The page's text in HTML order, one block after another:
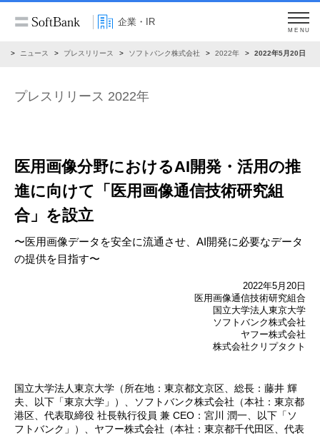
企業・IR
MENU
ニュース プレスリリース ソフトバンク株式会社 2022年 2022年5月20日
プレスリリース 2022年
医用画像分野におけるAI開発・活用の推
進に向けて 「医用画像通信技術研究組
合」を設立
〜医用画像データを安全に流通させ、AI開発に必要なデータ
の提供を目指す〜
2022年5月20日
医用画像通信技術研究組合
国立大学法人東京大学
ソフトバンク株式会社
ヤフー株式会社
株式会社クリプタクト
国立大学法人東京大学（所在地：東京都文京区、総長：藤井 輝
夫、以下「東京大学」）、ソフトバンク株式会社（本社：東京都
港区、代表取締役 社長執行役員 兼 CEO：宮川 潤一、以下「ソ
フトバンク」）、ヤフー株式会社（本社：東京都千代田区、代表